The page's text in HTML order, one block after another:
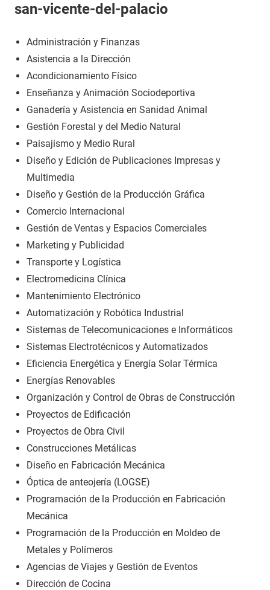
san-vicente-del-palacio
Administración y Finanzas
Asistencia a la Dirección
Acondicionamiento Físico
Enseñanza y Animación Sociodeportiva
Ganadería y Asistencia en Sanidad Animal
Gestión Forestal y del Medio Natural
Paisajismo y Medio Rural
Diseño y Edición de Publicaciones Impresas y
Multimedia
Diseño y Gestión de la Producción Gráfica
Comercio Internacional
Gestión de Ventas y Espacios Comerciales
Marketing y Publicidad
Transporte y Logística
Electromedicina Clínica
Mantenimiento Electrónico
Automatización y Robótica Industrial
Sistemas de Telecomunicaciones e Informáticos
Sistemas Electrotécnicos y Automatizados
Eficiencia Energética y Energía Solar Térmica
Energías Renovables
Organización y Control de Obras de Construcción
Proyectos de Edificación
Proyectos de Obra Civil
Construcciones Metálicas
Diseño en Fabricación Mecánica
Óptica de anteojería (LOGSE)
Programación de la Producción en Fabricación
Mecánica
Programación de la Producción en Moldeo de
Metales y Polímeros
Agencias de Viajes y Gestión de Eventos
Dirección de Cocina